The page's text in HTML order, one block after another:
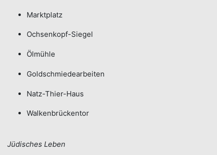
Marktplatz
Ochsenkopf-Siegel
Ölmühle
Goldschmiedearbeiten
Natz-Thier-Haus
Walkenbrückentor
​​​​​​​​​​Jüdisches Leben​​​​​​​